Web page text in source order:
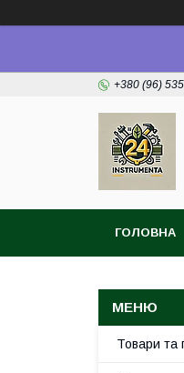
+380 (96)
ГОЛОВНА
Товари та